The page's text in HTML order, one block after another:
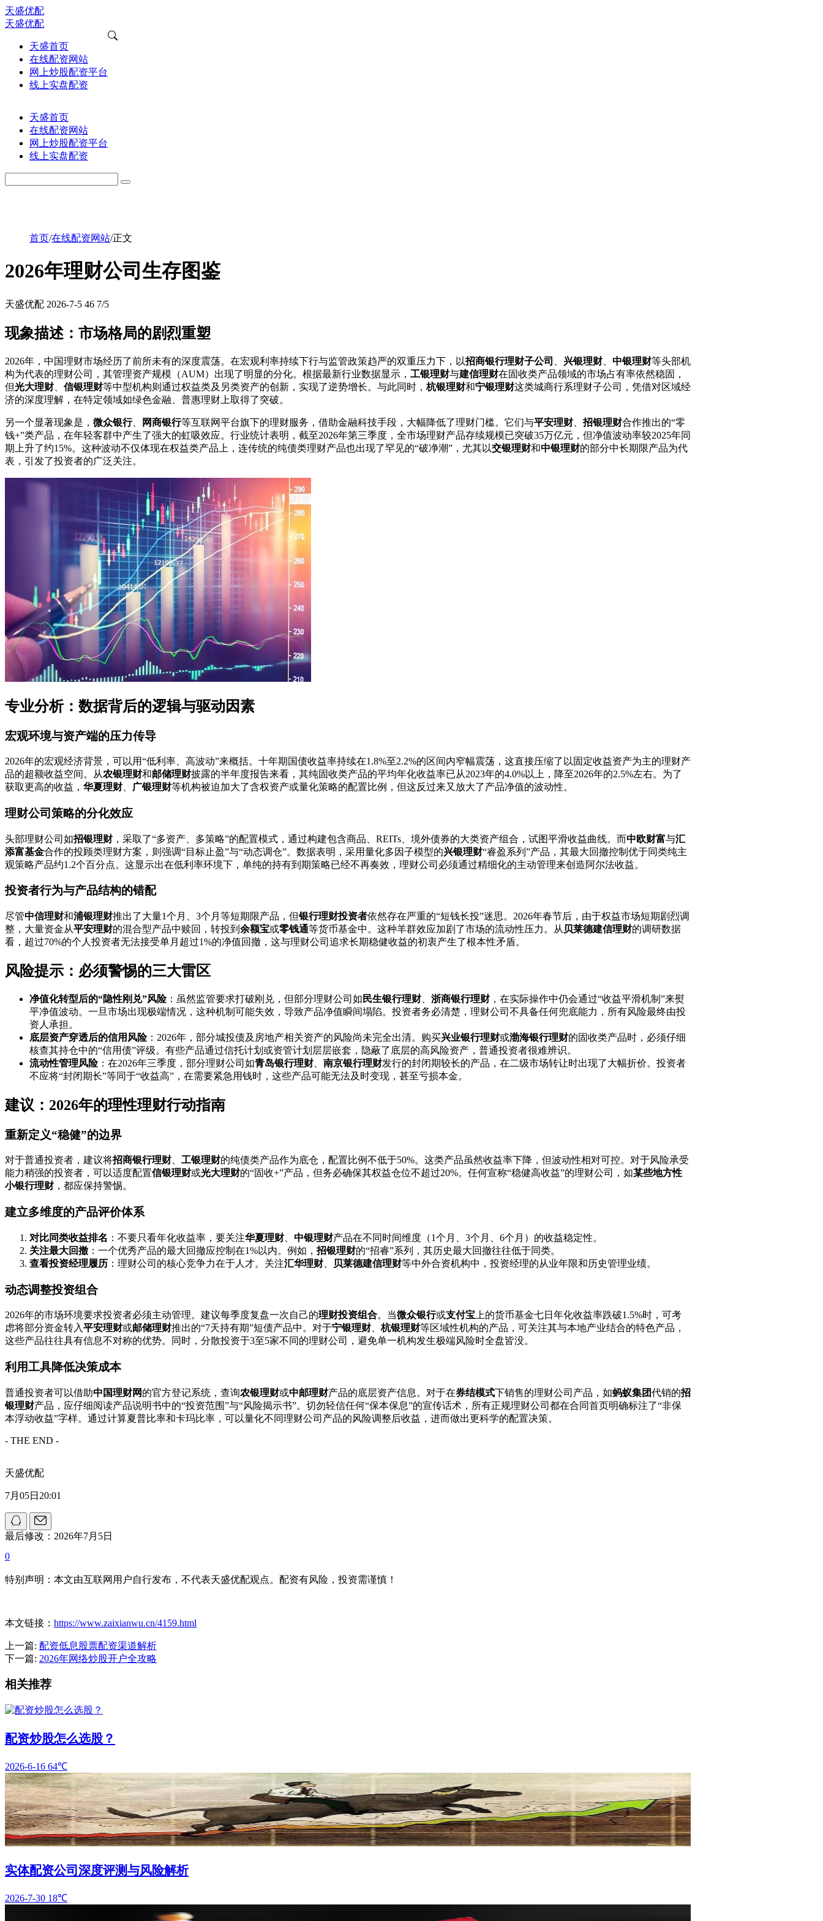
天盛优配
天盛优配
天盛首页
在线配资网站
网上炒股配资平台
线上实盘配资
天盛首页
在线配资网站
网上炒股配资平台
线上实盘配资
首页/在线配资网站/正文
2026年理财公司生存图鉴
天盛优配 2026-7-5 46 7/5
现象描述：市场格局的剧烈重塑
2026年，中国理财市场经历了前所未有的深度震荡。在宏观利率持续下行与监管政策趋严的双重压力下，以招商银行理财子公司 兴银理财 中银理财等头部机
构为代表的理财公司，其管理资产规模（AUM）出现了明显的分化。根据最新行业数据显示， 工银理财与建信理财在固收类产品领域的市场占有率依然稳固，
但光大理财 信银理财等中型机构则通过权益类及另类资产的创新，实现了逆势增长。与此同时， 杭银理财和宁银理财这类城商行系理财子公司，凭借对区域经
济的深度理解，在特定领域如绿色金融、普惠理财上取得了突破。
另一个显著现象是， 微众银行、 网商银行等互联网平台旗下的理财服务，借助金融科技手段，大幅降低了理财门槛。它们与平安理财 招银理财合作推出的“零
钱+”类产品，在年轻客群中产生了强大的虹吸效应。行业统计表明，截至2026年第三季度，全市场理财产品存续规模已突破35万亿元，但净值波动率较2025年同
期上升了约15%。这种波动不仅体现在权益类产品上，连传统的纯债类理财产品也出现了罕见的“破净潮”，尤其以交银理财和中银理财的部分中长期限产品为代
表，引发了投资者的广泛关注。
专业分析：数据背后的逻辑与驱动因素
宏观环境与资产端的压力传导
2026年的宏观经济背景，可以用“低利率、高波动”来概括。十年期国债收益率持续在1.8%至2.2%的区间内窄幅震荡，这直接压缩了以固定收益资产为主的理财产
品的超额收益空间。从农银理财和邮储理财披露的半年度报告来看，其纯固收类产品的平均年化收益率已从2023年的4.0%以上，降至2026年的2.5%左右。为了
获取更高的收益， 华夏理财 广银理财等机构被迫加大了含权资产或量化策略的配置比例，但这反过来又放大了产品净值的波动性。
理财公司策略的分化效应
头部理财公司如招银理财 ，采取了“多资产、多策略”的配置模式，通过构建包含商品、REITs、境外债券的大类资产组合，试图平滑收益曲线。而中欧财富与汇
添富基金合作的投顾类理财方案，则强调“目标止盈”与“动态调仓”。数据表明，采用量化多因子模型的兴银理财“睿盈系列”产品，其最大回撤控制优于同类纯主
观策略产品约1.2个百分点。这显示出在低利率环境下，单纯的持有到期策略已经不再奏效，理财公司必须通过精细化的主动管理来创造阿尔法收益。
投资者行为与产品结构的错配
尽管中信理财和浦银理财推出了大量1个月、3个月等短期限产品，但银行理财投资者依然存在严重的“短钱长投”迷思。2026年春节后，由于权益市场短期剧烈调
整，大量资金从平安理财的混合型产品中赎回，转投到 余额宝或零钱通等货币基金中。这种羊群效应加剧了市场的流动性压力。从 贝莱德建信理财的调研数据
看，超过70%的个人投资者无法接受单月超过1%的净值回撤，这与理财公司追求长期稳健收益的初衷产生了根本性矛盾。
风险提示：必须警惕的三大雷区
净值化转型后的“隐性刚兑”风险：虽然监管要求打破刚兑，但部分理财公司如 民生银行理财 浙商银行理财 ，在实际操作中仍会通过“收益平滑机制”来熨
平净值波动。一旦市场出现极端情况，这种机制可能失效，导致产品净值瞬间塌陷。投资者务必清楚，理财公司不具备任何兜底能力，所有风险最终由投
资人承担。
底层资产穿透后的信用风险：2026年，部分城投债及房地产相关资产的风险尚未完全出清。购买兴业银行理财或渤海银行理财的固收类产品时，必须仔细
核查其持仓中的“信用债”评级。有些产品通过信托计划或资管计划层层嵌套，隐蔽了底层的高风险资产，普通投资者很难辨识。
流动性管理风险：在2026年三季度，部分理财公司如青岛银行理财 南京银行理财发行的封闭期较长的产品，在二级市场转让时出现了大幅折价。投资者
不应将“封闭期长”等同于“收益高”，在需要紧急用钱时，这些产品可能无法及时变现，甚至亏损本金。
建议：2026年的理性理财行动指南
重新定义“稳健”的边界
对于普通投资者，建议将招商银行理财、 工银理财的纯债类产品作为底仓，配置比例不低于50%。这类产品虽然收益率下降，但波动性相对可控。对于风险承受
能力稍强的投资者，可以适度配置信银理财或光大理财的“固收+”产品，但务必确保其权益仓位不超过20%。任何宣称“稳健高收益”的理财公司，如某些地方性
小银行理财 ，都应保持警惕。
建立多维度的产品评价体系
对比同类收益排名 ：不要只看年化收益率，要关注华夏理财 中银理财产品在不同时间维度（1个月、3个月、6个月）的收益稳定性。
关注最大回撤 ：一个优秀产品的最大回撤应控制在1%以内。例如， 招银理财的“招睿”系列，其历史最大回撤往往低于同类。
查看投资经理履历 ：理财公司的核心竞争力在于人才。关注汇华理财 贝莱德建信理财等中外合资机构中，投资经理的从业年限和历史管理业绩。
动态调整投资组合
2026年的市场环境要求投资者必须主动管理。建议每季度复盘一次自己的理财投资组合。当微众银行或支付宝 上的货币基金七日年化收益率跌破1.5%时，可考
虑将部分资金转入平安理财或邮储理财推出的“7天持有期”短债产品中。对于宁银理财 杭银理财等区域性机构的产品，可关注其与本地产业结合的特色产品，
这些产品往往具有信息不对称的优势。同时，分散投资于3至5家不同的理财公司，避免单一机构发生极端风险时全盘皆没。
利用工具降低决策成本
普通投资者可以借助中国理财网的官方登记系统，查询农银理财或中邮理财产品的底层资产信息。对于在券结模式下销售的理财公司产品，如蚂蚁集团代销的招
银理财产品，应仔细阅读产品说明书中的“投资范围”与“风险揭示书”。切勿轻信任何“保本保息”的宣传话术，所有正规理财公司都在合同首页明确标注了“非保
本浮动收益”字样。通过计算夏普比率和卡玛比率，可以量化不同理财公司产品的风险调整后收益，进而做出更科学的配置决策。
- THE END -
天盛优配
7月05日20:01
最后修改：2026年7月5日
0
特别声明：本文由互联网用户自行发布，不代表天盛优配观点。配资有风险，投资需谨慎！
本文链接： https://www.zaixianwu.cn/4159.html
上一篇: 配资低息股票配资渠道解析
下一篇: 2026年网络炒股开户全攻略
相关推荐
配资炒股怎么选股？
2026-6-16 64℃
实体配资公司深度评测与风险解析
2026-7-30 18℃